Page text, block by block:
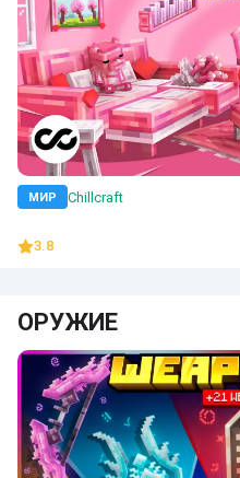
МИР Chillcraft
3.8
ОРУЖИЕ